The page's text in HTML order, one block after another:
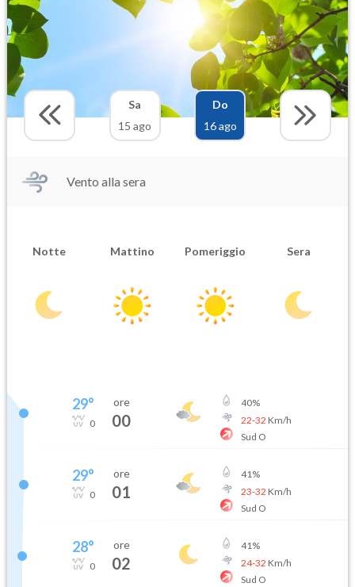
Sa
15 ago
Do
16 ago
Vento alla sera
Notte Mattino Pomeriggio Sera
29°
0
ore
00
40%
22-32 Km/h
Sud O
29°
0
ore
01
41%
23-32 Km/h
Sud O
28°
0
ore
02
41%
24-32 Km/h
Sud O